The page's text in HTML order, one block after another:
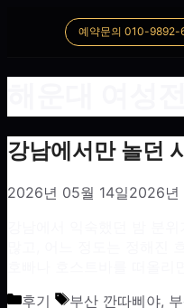
예약문의 010-9892-
강남에서만 놀던
2026년 05월 14일2026년
카테고리
후기 태그
부산 깐따삐야,